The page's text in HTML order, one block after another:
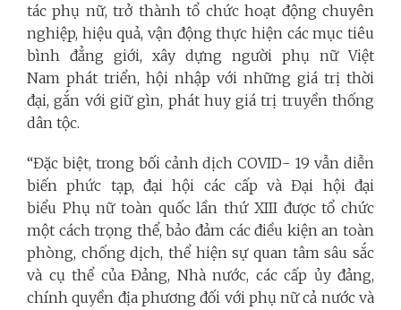
tác phụ nữ, trở thành tổ chức hoạt động chuyên
nghiệp, hiệu quả, vận động thực hiện các mục tiêu
bình đẳng giới, xây dựng người phụ nữ Việt
Nam phát triển, hội nhập với những giá trị thời
đại, gắn với giữ gìn, phát huy giá trị truyền thống
dân tộc.
“Đặc biệt, trong bối cảnh dịch COVID- 19 vẫn diễn
biến phức tạp, đại hội các cấp và Đại hội đại
biểu Phụ nữ toàn quốc lần thứ XIII được tổ chức
một cách trọng thể, bảo đảm các điều kiện an toàn
phòng, chống dịch, thể hiện sự quan tâm sâu sắc
và cụ thể của Đảng, Nhà nước, các cấp ủy đảng,
chính quyền địa phương đối với phụ nữ cả nước và